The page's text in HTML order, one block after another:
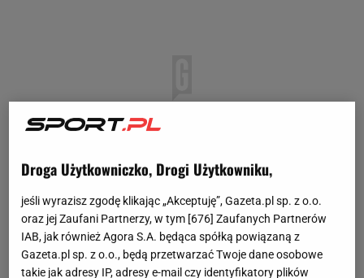
Droga Użytkowniczko, Drogi Użytkowniku,
jeśli wyrazisz zgodę klikając „Akceptuję”, Gazeta.pl sp. z o.o.
oraz jej Zaufani Partnerzy, w tym [676] Zaufanych Partnerów
IAB, jak również Agora S.A. będąca spółką powiązaną z
Gazeta.pl sp. z o.o., będą przetwarzać Twoje dane osobowe
takie jak adresy IP, adresy e-mail czy identyfikatory plików